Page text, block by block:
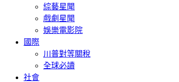
綜藝星聞
戲劇星聞
娛樂電影院
國際
川普對等關稅
全球必讀
社會